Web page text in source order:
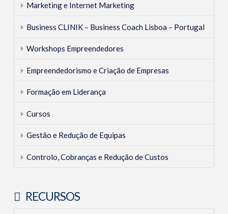
Marketing e Internet Marketing
Business CLINIK – Business Coach Lisboa – Portugal
Workshops Empreendedores
Empreendedorismo e Criação de Empresas
Formação em Liderança
Cursos
Gestão e Redução de Equipas
Controlo, Cobranças e Redução de Custos
RECURSOS